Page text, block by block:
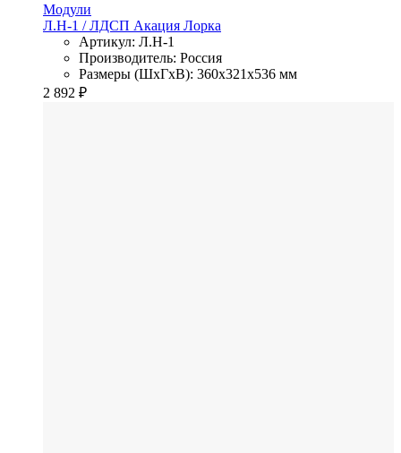
Модули
Л.Н-1 / ЛДСП Акация Лорка
Артикул: Л.Н-1
Производитель: Россия
Размеры (ШхГхВ): 360x321x536 мм
2 892 ₽